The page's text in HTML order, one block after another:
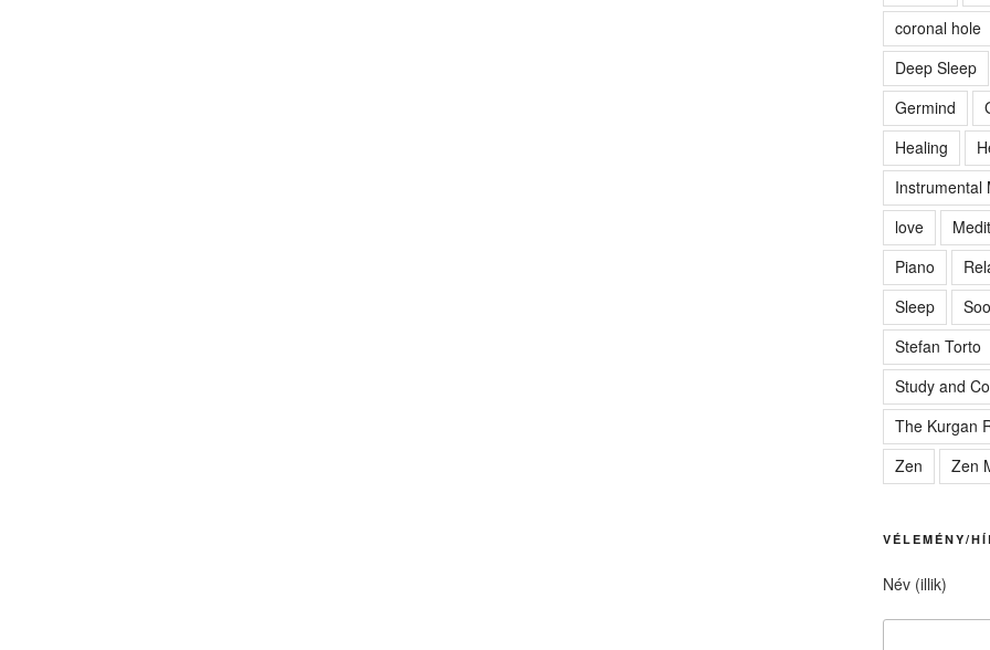
coronal hole
Deep Sleep
Germind
Healing
Instrumental
love
Piano
Sleep
Stefan Torto
Study and
The Kurgan
Zen
Zen
VÉLEMÉNY/
Név (illik)